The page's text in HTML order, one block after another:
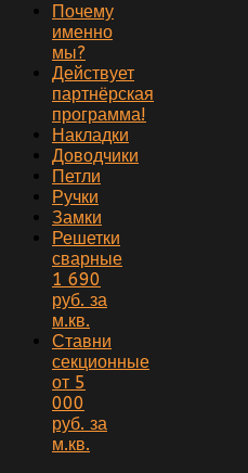
Почему
именно
мы?
Действует
партнёрская
программа!
Накладки
Доводчики
Петли
Ручки
Замки
Решетки
сварные
1 690
руб. за
м.кв.
Ставни
секционные
от 5
000
руб. за
м.кв.